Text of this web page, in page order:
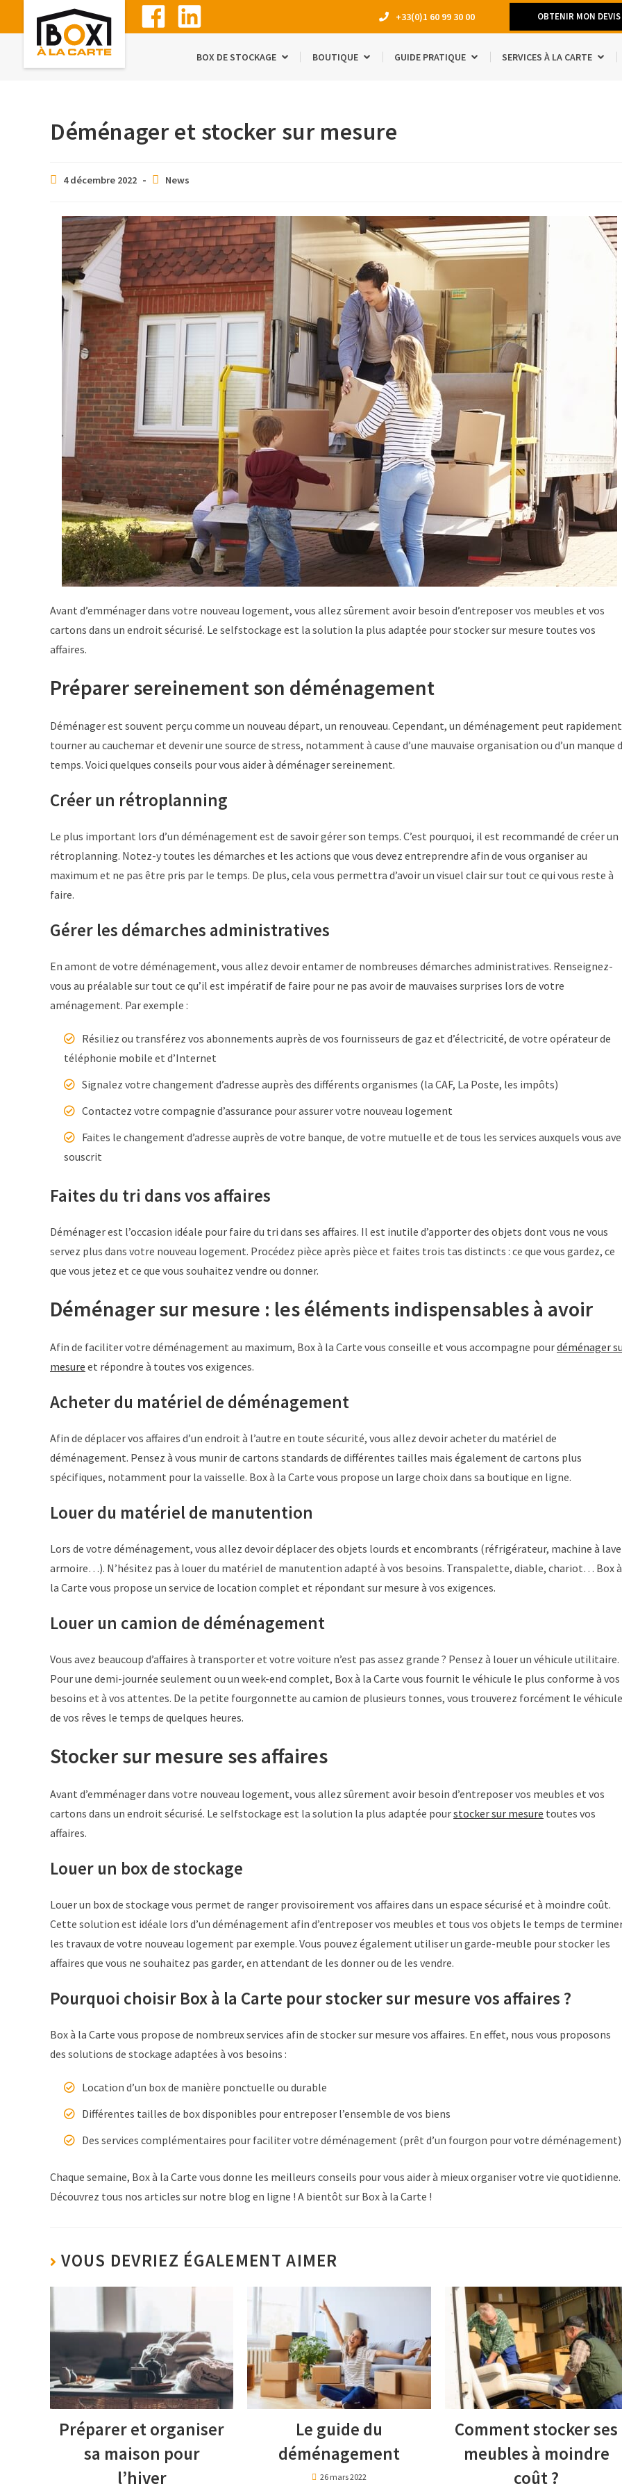
+33(0)1 60 99 30 00 OBTENIR MON
BOX DE STOCKAGE BOUTIQUE GUIDE PRATIQUE SERVICES À LA CARTE
Déménager et stocker sur mesure
4 décembre 2022 News
Avant d’emménager dans votre nouveau logement, vous allez sûrement avoir besoin d’entreposer vos meubles et vos
cartons dans un endroit sécurisé. Le selfstockage est la solution la plus adaptée pour stocker sur mesure toutes vos
affaires.
Préparer sereinement son déménagement
Déménager est souvent perçu comme un nouveau départ, un renouveau. Cependant, un déménagement peut rapidement
tourner au cauchemar et devenir une source de stress, notamment à cause d’une mauvaise organisation ou d’un manque
temps. Voici quelques conseils pour vous aider à déménager sereinement.
Créer un rétroplanning
Le plus important lors d’un déménagement est de savoir gérer son temps. C’est pourquoi, il est recommandé de créer un
rétroplanning. Notez-y toutes les démarches et les actions que vous devez entreprendre afin de vous organiser au
maximum et ne pas être pris par le temps. De plus, cela vous permettra d’avoir un visuel clair sur tout ce qui vous reste à
faire.
Gérer les démarches administratives
En amont de votre déménagement, vous allez devoir entamer de nombreuses démarches administratives. Renseignez-
vous au préalable sur tout ce qu’il est impératif de faire pour ne pas avoir de mauvaises surprises lors de votre
aménagement. Par exemple :
Résiliez ou transférez vos abonnements auprès de vos fournisseurs de gaz et d’électricité, de votre opérateur de
téléphonie mobile et d’Internet
Signalez votre changement d’adresse auprès des différents organismes (la CAF, La Poste, les impôts)
Contactez votre compagnie d’assurance pour assurer votre nouveau logement
Faites le changement d’adresse auprès de votre banque, de votre mutuelle et de tous les services auxquels vous
souscrit
Faites du tri dans vos affaires
Déménager est l’occasion idéale pour faire du tri dans ses affaires. Il est inutile d’apporter des objets dont vous ne vous
servez plus dans votre nouveau logement. Procédez pièce après pièce et faites trois tas distincts : ce que vous gardez, ce
que vous jetez et ce que vous souhaitez vendre ou donner.
Déménager sur mesure : les éléments indispensables à avoir
Afin de faciliter votre déménagement au maximum, Box à la Carte vous conseille et vous accompagne pourdéménager
mesure et répondre à toutes vos exigences.
Acheter du matériel de déménagement
Afin de déplacer vos affaires d’un endroit à l’autre en toute sécurité, vous allez devoir acheter du matériel de
déménagement. Pensez à vous munir de cartons standards de différentes tailles mais également de cartons plus
spécifiques, notamment pour la vaisselle. Box à la Carte vous propose un large choix dans sa boutique en ligne.
Louer du matériel de manutention
Lors de votre déménagement, vous allez devoir déplacer des objets lourds et encombrants (réfrigérateur, machine à
armoire…). N’hésitez pas à louer du matériel de manutention adapté à vos besoins. Transpalette, diable, chariot… Box à
la Carte vous propose un service de location complet et répondant sur mesure à vos exigences.
Louer un camion de déménagement
Vous avez beaucoup d’affaires à transporter et votre voiture n’est pas assez grande ? Pensez à louer un véhicule utilitaire.
Pour une demi-journée seulement ou un week-end complet, Box à la Carte vous fournit le véhicule le plus conforme à vos
besoins et à vos attentes. De la petite fourgonnette au camion de plusieurs tonnes, vous trouverez forcément le véhicule
de vos rêves le temps de quelques heures.
Stocker sur mesure ses affaires
Avant d’emménager dans votre nouveau logement, vous allez sûrement avoir besoin d’entreposer vos meubles et vos
cartons dans un endroit sécurisé. Le selfstockage est la solution la plus adaptée pourstocker sur mesure toutes vos
affaires.
Louer un box de stockage
Louer un box de stockage vous permet de ranger provisoirement vos affaires dans un espace sécurisé et à moindre coût.
Cette solution est idéale lors d’un déménagement afin d’entreposer vos meubles et tous vos objets le temps de
les travaux de votre nouveau logement par exemple. Vous pouvez également utiliser un garde-meuble pour stocker les
affaires que vous ne souhaitez pas garder, en attendant de les donner ou de les vendre.
Pourquoi choisir Box à la Carte pour stocker sur mesure vos affaires ?
Box à la Carte vous propose de nombreux services afin de stocker sur mesure vos affaires. En effet, nous vous proposons
des solutions de stockage adaptées à vos besoins :
Location d’un box de manière ponctuelle ou durable
Différentes tailles de box disponibles pour entreposer l’ensemble de vos biens
Des services complémentaires pour faciliter votre déménagement (prêt d’un fourgon pour votre déménagement)
Chaque semaine, Box à la Carte vous donne les meilleurs conseils pour vous aider à mieux organiser votre vie quotidienne.
Découvrez tous nos articles sur notre blog en ligne ! A bientôt sur Box à la Carte !
VOUS DEVRIEZ ÉGALEMENT AIMER
Préparer et organiser
sa maison pour
l’hiver
Le guide du
déménagement
26 mars 2022
Comment stocker ses
meubles à moindre
coût ?